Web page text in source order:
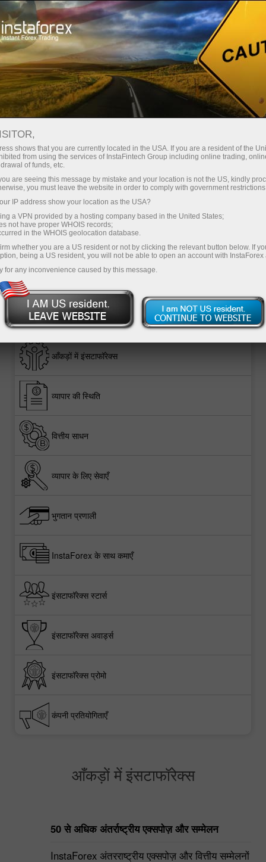
InstaForex के बारे में
इंस्टाफ़ॉरेक्स बारे में
इंस्टा फॉरेक्सब्रांड 2007 में बनाया गया था और इस समय यह
7,000,000 से अधिक व्यापारियों की शीर्ष पसंद है।.
आँकड़ों में इंसटाफॉरेक्स
व्यापार की स्थिति
वित्तीय साधन
व्यापार के लिए सेवाएँ
भुगतान प्रणाली
InstaForex के साथ कमाएँ
इंसटाफॉरेक्स स्टार्स
इंसटाफॉरेक्स अवार्ड्स
इंसटाफॉरेक्स प्रोमो
कंपनी प्रतियोगिताएँ
आँकड़ों में इंसटाफॉरेक्स
50 से अधिक अंतर्राष्ट्रीय एक्सपोज़ और सम्मेलन
InstaForex अंतरराष्ट्रीय एक्सपोज़ और वित्तीय सम्मेलनों
shows that you are currently located in the USA. If you are a resident of the
from using the services of InstaFintech Group including online trading,
of funds, etc.
are seeing this message by mistake and your location is not the US, kindly
you must leave the website in order to comply with government
IP address show your location as the USA?
a VPN provided by a hosting company based in the United States;
not have proper WHOIS records;
in the WHOIS geolocation database.
whether you are a US resident or not by clicking the relevant button below. If
being a US resident, you will not be able to open an account with InstaForex
for any inconvenience caused by this message.